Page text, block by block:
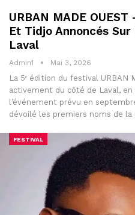
URBAN MADE
Et Tidjo Annoncés
Laval
Admin1 Mai 3, 2026
La 5ᵉ édition du festival URBAN
activement du côté de Laval, en
l’événement prévu en
dévoilé les premiers noms de
FESTIVAL